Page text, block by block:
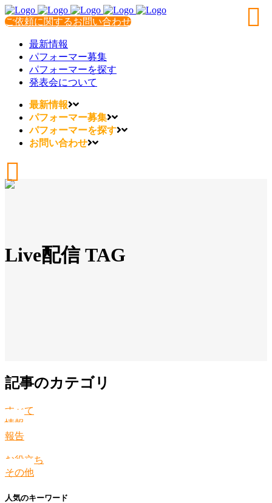
ご依頼に関するお問い合わせ
最新情報
パフォーマー募集
パフォーマーを探す
発表会について
最新情報
パフォーマー募集
パフォーマーを探す
お問い合わせ
Live配信 TAG
記事のカテゴリ
すべて
情報
報告
お役立ち
その他
人気のキーワード